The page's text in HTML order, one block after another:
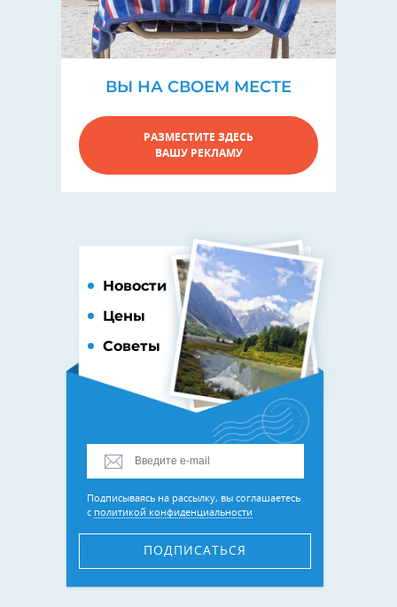
ВЫ НА СВОЕМ МЕСТЕ
РАЗМЕСТИТЕ ЗДЕСЬ
ВАШУ РЕКЛАМУ
Новости
Цены
Советы
Подписываясь на рассылку, вы соглашаетесь
с политикой конфиденциальности
ПОДПИСАТЬСЯ